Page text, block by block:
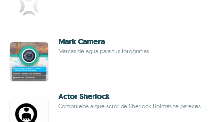
Mark Camera
Marcas de agua para tus fotografías
Actor Sherlock
Comprueba a qué actor de Sherlock Holmes te pareces